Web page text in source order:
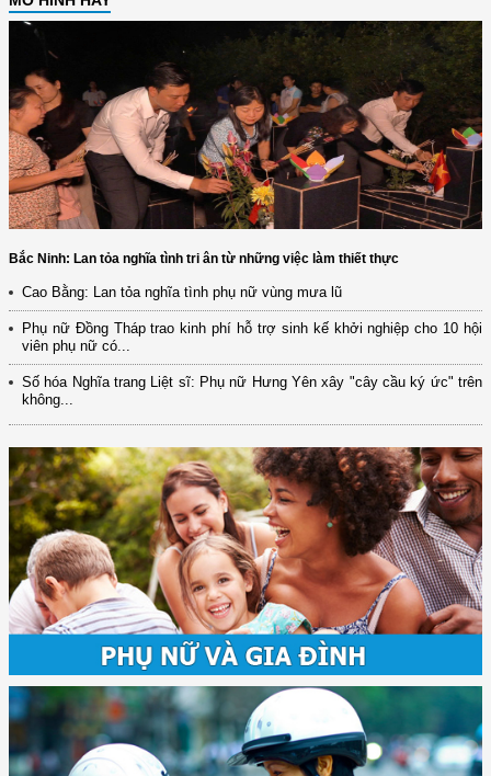
Bắc Ninh: Lan tỏa nghĩa tình tri ân từ những việc làm thiết thực
Cao Bằng: Lan tỏa nghĩa tình phụ nữ vùng mưa lũ
Phụ nữ Đồng Tháp trao kinh phí hỗ trợ sinh kế khởi nghiệp cho 10 hội
viên phụ nữ có...
Số hóa Nghĩa trang Liệt sĩ: Phụ nữ Hưng Yên xây "cây cầu ký ức" trên
không...